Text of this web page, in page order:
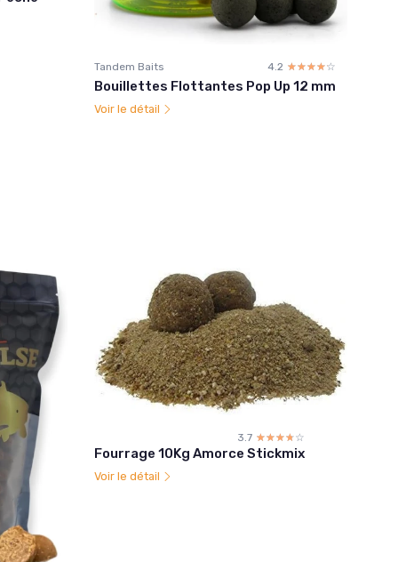
Tandem Baits 4.2 ☆☆☆☆☆
★★★★★
Bouillettes Flottantes Pop Up 12 mm
Voir le détail
3.7 ☆☆☆☆☆
★★★★★
Fourrage 10Kg Amorce Stickmix
Voir le détail